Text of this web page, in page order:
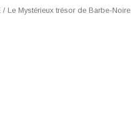
/ Le Mystérieux trésor de Barbe-Noire